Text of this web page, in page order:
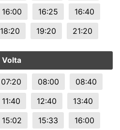
16:00 16:25
16:40
18:20 19:20 21:20
Volta
07:20 08:00
08:40
11:40 12:40
13:40
15:02 15:33
16:00